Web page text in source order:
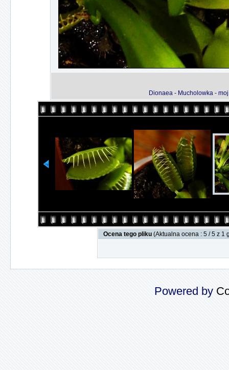
Dionaea - Mucholowka -
Ocena tego pliku (Aktualna ocena : 5 / 5 z 1
Powered by